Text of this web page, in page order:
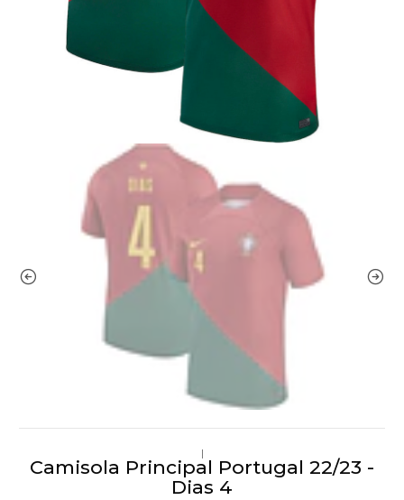
|
Camisola Principal Portugal 22/23 -
Dias 4